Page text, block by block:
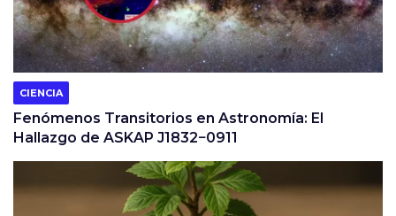
CIENCIA
Fenómenos Transitorios en Astronomía: El
Hallazgo de ASKAP J1832−0911